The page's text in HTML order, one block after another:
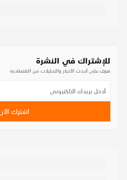
للإشتراك في النشرة
تعرف على أحدث الأخبار والتحليلات من الاقتصادية
اشترك